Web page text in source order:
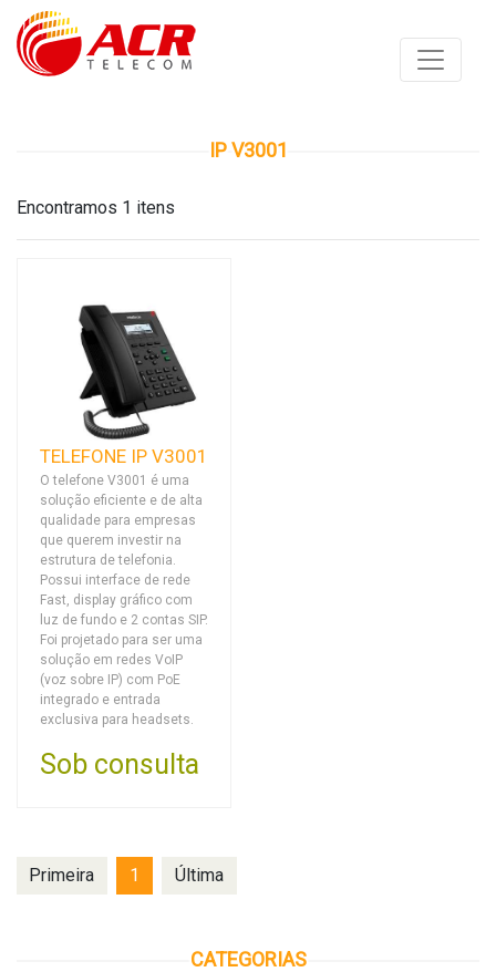
CATEGORIAS
IP V3001
Encontramos 1 itens
TELEFONE IP V3001
O telefone V3001 é uma
solução eficiente e de alta
qualidade para empresas
que querem investir na
estrutura de telefonia.
Possui interface de rede
Fast, display gráfico com
luz de fundo e 2 contas SIP.
Foi projetado para ser uma
solução em redes VoIP
(voz sobre IP) com PoE
integrado e entrada
exclusiva para headsets.
Sob consulta
Primeira 1 Última